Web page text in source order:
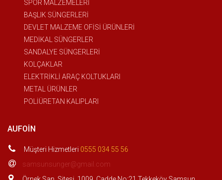
SPOR MALZEMELERİ
BAŞLIK SÜNGERLERİ
DEVLET MALZEME OFİSİ ÜRÜNLERİ
MEDİKAL SÜNGERLER
SANDALYE SÜNGERLERİ
KOLÇAKLAR
ELEKTRİKLİ ARAÇ KOLTUKLARI
METAL ÜRÜNLER
POLİÜRETAN KALIPLARI
AUFOIN
Müşteri Hizmetleri 0555 034 55 56
samsunsunger@gmail.com